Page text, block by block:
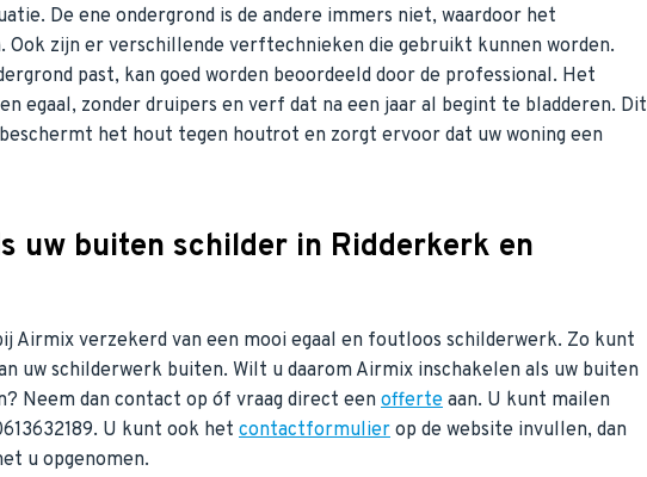
De ene ondergrond is de andere immers niet, waardoor het
Ook zijn er verschillende verftechnieken die gebruikt kunnen worden.
past, kan goed worden beoordeeld door de professional. Het
egaal, zonder druipers en verf dat na een jaar al begint te bladderen. Dit
het hout tegen houtrot en zorgt ervoor dat uw woning een
uw buiten schilder in Ridderkerk en
Airmix verzekerd van een mooi egaal en foutloos schilderwerk. Zo kunt
uw schilderwerk buiten. Wilt u daarom Airmix inschakelen als uw buiten
Neem dan contact op óf vraag direct een offerte aan. U kunt mailen
U kunt ook het contactformulier op de website invullen, dan
u opgenomen.